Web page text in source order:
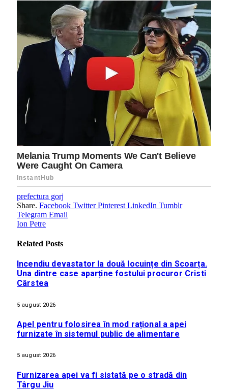
prefectura gorj
Share. Facebook Twitter Pinterest LinkedIn Tumblr
Telegram Email
Ion Petre
Related Posts
Incendiu devastator la două locuințe din Scoarța.
Una dintre case aparține fostului procuror Cristi
Cârstea
5 august 2026
Apel pentru folosirea în mod rațional a apei
furnizate în sistemul public de alimentare
5 august 2026
Furnizarea apei va fi sistată pe o stradă din
Târgu Jiu